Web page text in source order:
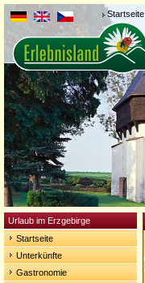
Startseite
Urlaub im Erzgebirge
Startseite
Unterkünfte
Gastronomie